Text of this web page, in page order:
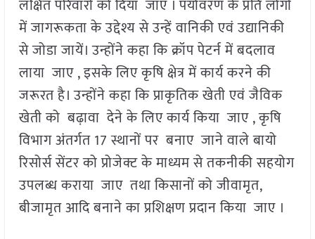
लक्षित परिवारों को दिया जाए । पर्यावरण के प्रति लोगों
में जागरूकता के उद्देश्य से उन्हें वानिकी एवं उद्यानिकी
से जोडा जायें। उन्होंने कहा कि क्रॉप पेटर्न में बदलाव
लाया जाए , इसके लिए कृषि क्षेत्र में कार्य करने की
जरूरत है। उन्होंने कहा कि प्राकृतिक खेती एवं जैविक
खेती को बढ़ावा देने के लिए कार्य किया जाए , कृषि
विभाग अंतर्गत 17 स्थानों पर बनाए जाने वाले बायो
रिसोर्स सेंटर को प्रोजेक्ट के माध्यम से तकनीकी सहयोग
उपलब्ध कराया जाए तथा किसानों को जीवामृत,
बीजामृत आदि बनाने का प्रशिक्षण प्रदान किया जाए ।